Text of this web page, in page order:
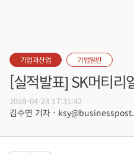
기업과산업 기업일반
[실적발표] SK머티리
2018-04-23 17:31:42
김수연 기자 -